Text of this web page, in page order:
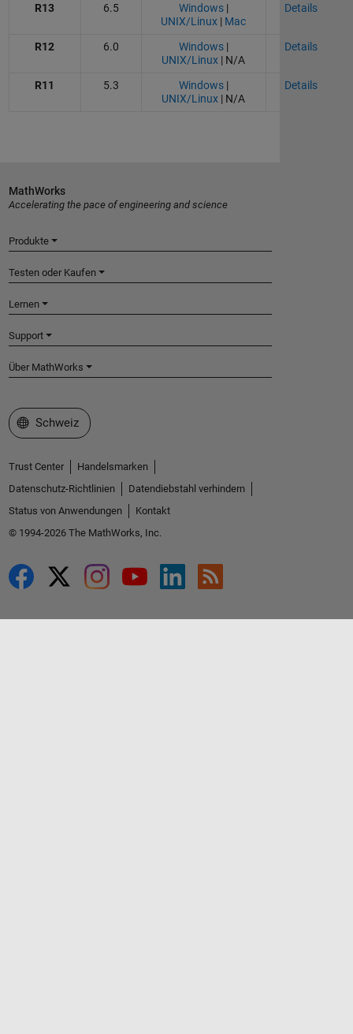
R13 6.5 Windows|
UNIX/Linux | Mac
Details
R12 6.0 Windows|
UNIX/Linux | N/A
Details
R11 5.3 Windows|
UNIX/Linux | N/A
Details
MathWorks
Accelerating the pace of engineering and science
Produkte
Testen oder Kaufen
Lernen
Support
Über MathWorks
Website auswählen
Schweiz
Trust Center
Handelsmarken
Datenschutz-Richtlinien
Datendiebstahl verhindern
Status von Anwendungen
Kontakt
© 1994-2026 The MathWorks, Inc.